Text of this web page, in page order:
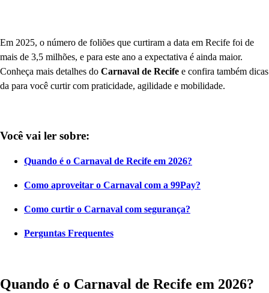
Em 2025, o número de foliões que curtiram a data em Recife foi de
mais de 3,5 milhões, e para este ano a expectativa é ainda maior.
Conheça mais detalhes do Carnaval de Recife e confira também dicas
da para você curtir com praticidade, agilidade e mobilidade.
Você vai ler sobre:
Quando é o Carnaval de Recife em 2026?
Como aproveitar o Carnaval com a 99Pay?
Como curtir o Carnaval com segurança?
Perguntas Frequentes
Quando é o Carnaval de Recife em 2026?